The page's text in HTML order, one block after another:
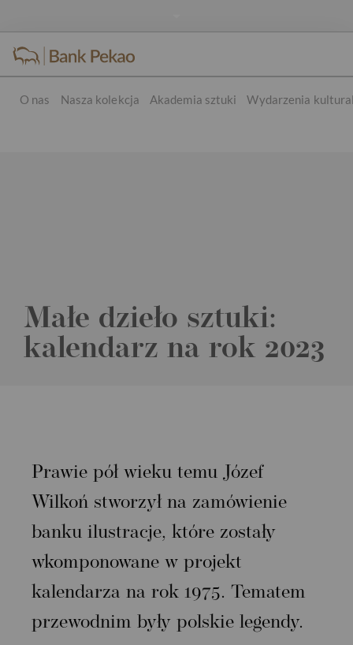
O nas Nasza kolekcja Akademia sztuki Wydarzenia
Małe dzieło sztuki:
kalendarz na rok 2023
Prawie pół wieku temu Józef
Wilkoń stworzył na zamówienie
banku ilustracje, które zostały
wkomponowane w projekt
kalendarza na rok 1975. Tematem
przewodnim były polskie legendy.